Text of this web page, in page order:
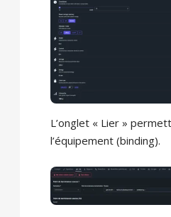
L’onglet « Lier »
l’équipement (binding).